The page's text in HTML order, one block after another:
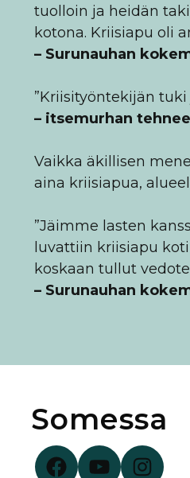
tuolloin ja heidän
kotona. Kriisiapu oli
– Surunauhan
”Kriisityöntekijän
– itsemurhan
Vaikka äkillisen
aina kriisiapua,
”Jäimme lasten
luvattiin kriisiapu
koskaan tullut
– Surunauhan
Somessa
Surunauha Facebookissa
Surunauha YouTubessa
Surunauha